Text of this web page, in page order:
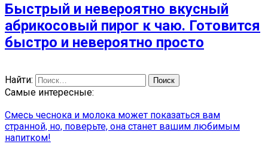
Быстрый и невероятно вкусный
абрикосовый пирог к чаю. Готовится
быстро и невероятно просто
Найти:
Самые интересные:
Смесь чеснока и молока может показаться вам
странной, но, поверьте, она станет вашим любимым
напитком!